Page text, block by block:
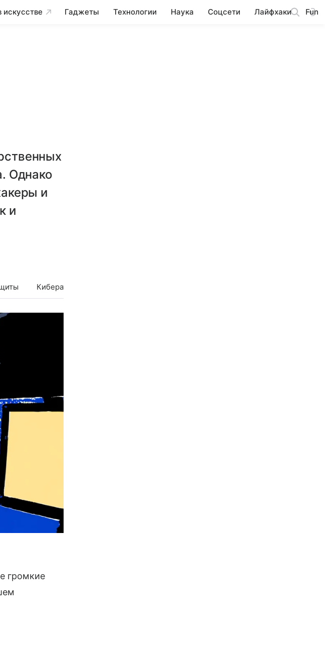
искусстве Гаджеты Технологии Наука Соцсети Лайфхаки Fun
Однако
и
и
Кибератаки в 2024 году
громкие